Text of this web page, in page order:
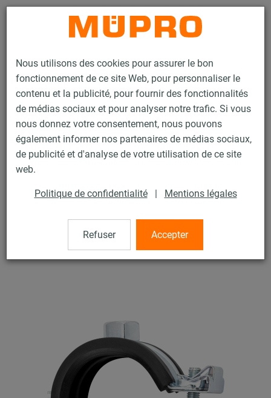
Nous utilisons des cookies pour assurer le bon
fonctionnement de ce site Web, pour personnaliser le
contenu et la publicité, pour fournir des fonctionnalités
de médias sociaux et pour analyser notre trafic. Si vous
nous donnez votre consentement, nous pouvons
également informer nos partenaires de médias sociaux,
de publicité et d'analyse de votre utilisation de ce site
web.
Politique de confidentialité | Mentions légales
Refuser Accepter
Contact
Produits Technique de fixation
Insonorisation
Colliers insonorisés
OPTIMAL Junior® Easy
OPTIMAL Junior® Easy
OPTIMAL Junior® Easy M8, 2" (57-61 mm), zingué